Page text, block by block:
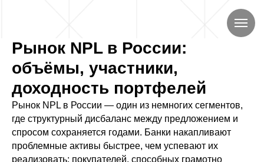
Рынок NPL в России:
объёмы, участники,
доходность портфелей
Рынок NPL в России — один из немногих сегментов,
где структурный дисбаланс между предложением и
спросом сохраняется годами. Банки накапливают
проблемные активы быстрее, чем успевают их
реализовать; покупателей, способных грамотно